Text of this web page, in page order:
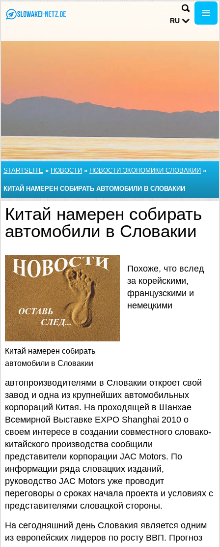
RU
STARTSEITE » НОВОСТИ » НОВОСТИ ЭКОНОМИКИ СЛОВАКИИ »
КИТАЙ НАМЕРЕН СОБИРАТЬ АВТОМОБИЛИ В СЛОВАКИИ
Китай намерен собирать
автомобили в Словакии
Китай намерен собирать
автомобили в Словакии
Похоже, что вслед
за корейскими,
французскими и
немецкими
автопроизводителями в Словакии откроет свой
завод и одна из крупнейших автомобильных
корпораций Китая. На проходящей в Шанхае
Всемирной Выставке EXPO Shanghai 2010 о
своем интересе в создании совместного словако-
китайского производства сообщили
представители корпорации JAC Motors. По
информации ряда словацких изданий,
руководство JAC Motors уже проводит
переговоры о сроках начала проекта и условиях с
представителями словацкой стороны.
На сегодняшний день Словакия является одним
из европейских лидеров по росту ВВП. Прогноз